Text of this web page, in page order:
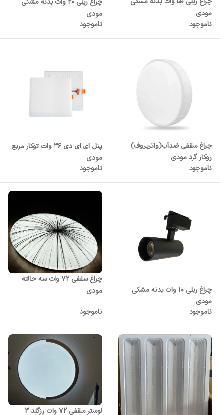
مودی
ناموجود
مودی
ناموجود
چراغ سقفی ضدآب(واترپروف)
روکار گرد مودی
ناموجود
پنل ای ای دی 36 وات توکار مربع
مودی
ناموجود
چراغ ریلی 10 وات بدنه مشکی
مودی
ناموجود
چراغ سقفی ۷۲ وات سه حالته
مودی
ناموجود
لوستر سقفی 72 وات رزگلد 3